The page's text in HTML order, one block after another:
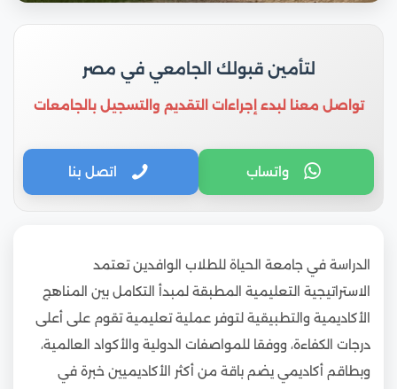
لتأمين قبولك الجامعي في مصر
تواصل معنا لبدء إجراءات التقديم والتسجيل بالجامعات
واتساب اتصل بنا
الدراسة في جامعة الحياة للطلاب الوافدين تعتمد
الاستراتيجية التعليمية المطبقة لمبدأ التكامل بين المناهج
الأكاديمية والتطبيقية لتوفر عملية تعليمية تقوم على أعلى
درجات الكفاءة، ووفقا للمواصفات الدولية والأكواد العالمية،
وبطاقم أكاديمي يضم باقة من أكثر الأكاديميين خبرة في